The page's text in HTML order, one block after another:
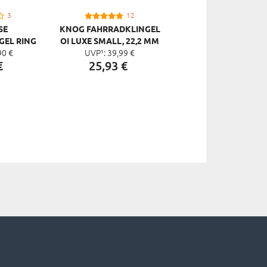
3
RING
€
12
KNOG FAHRRADKLINGEL
OI LUXE SMALL, 22,2 MM
UVP¹: 39,99 €
25,93 €